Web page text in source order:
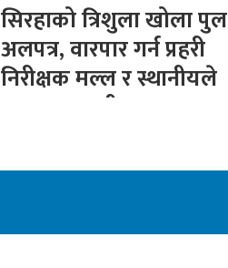
सिरहाको त्रिशुला खोला पुल
अलपत्र, वारपार गर्न प्रहरी
निरीक्षक मल्ल र स्थानीयले
बनाए अस्थायी पुल